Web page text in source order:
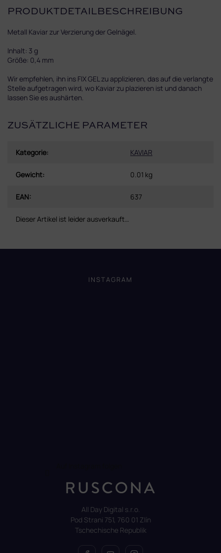
PRODUKTDETAILBESCHREIBUNG
Metall Kaviar zur Verzierung der Gelnägel.
Inhalt: 3 g
Größe: 0,4 mm
Wir empfehlen, ihn ins FIX GEL zu applizieren, das auf die verlangte
Stelle aufgetragen wird, wo Kaviar zu plazieren ist und danach
lassen Sie es aushärten.
ZUSÄTZLICHE PARAMETER
Kategorie: KAVIAR
Gewicht: 0.01 kg
EAN: 637
Dieser Artikel ist leider ausverkauft…
INSTAGRAM
All Day Digital s.r.o.
Pod Strani 751, 760 01 Zlín
Tschechische Republik